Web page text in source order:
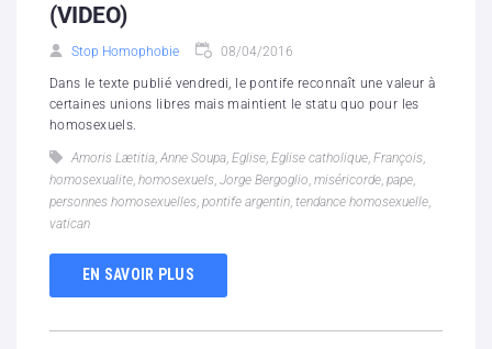
(VIDEO)
Stop Homophobie 08/04/2016
Dans le texte publié vendredi, le pontife reconnaît une valeur à
certaines unions libres mais maintient le statu quo pour les
homosexuels.
Amoris Lætitia Anne Soupa Eglise Eglise catholique François
homosexualite homosexuels Jorge Bergoglio miséricorde pape
personnes homosexuelles pontife argentin tendance homosexuelle
vatican
EN SAVOIR PLUS